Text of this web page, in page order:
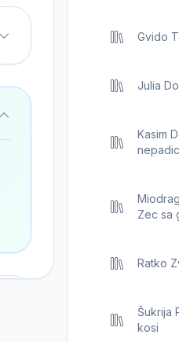
Gvido
Julia
Kasim
Zec sa
Ratko
Šukrija
kosi